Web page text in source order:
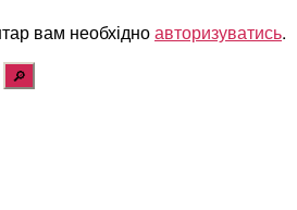
вам необхідноавторизуватись.